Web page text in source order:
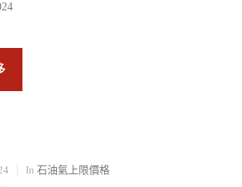
In 石油氣上限價格